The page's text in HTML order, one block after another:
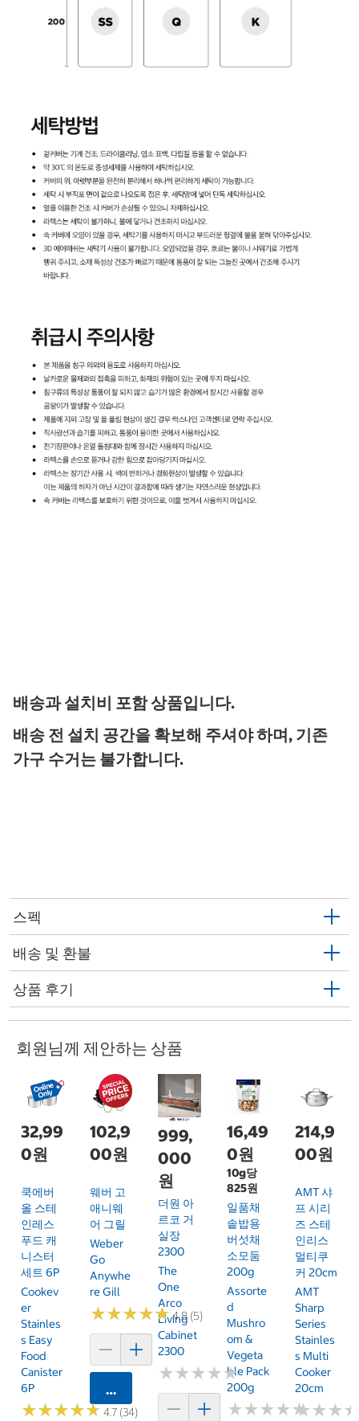
배송과 설치비 포함 상품입니다.
배송 전 설치 공간을 확보해 주셔야 하며, 기존
가구 수거는 불가합니다.
스펙
배송 및 환불
상품 후기
회원님께 제안하는 상품
32,99
0원
쿡에버
올 스테
인레스
푸드 캐
니스터
세트 6P
Cookev
Er
Stainles
S Easy
Food
Canister
6P
★★★★★
★★★★★4.7 (34)
102,9
00원
웨버 고
애니웨
어 그릴
Weber
Go
Anywhe
Re Gill
★★★★★
★★★★★4.8 (5)
카트에 담기
999,
000
원
더원 아
르코 거
실장
2300
The
One
Arco
Living
Cabinet
2300
★★★★★
★★★★★
16,49
0원
10g당
825원
일품채
솥밥용
버섯채
소모둠
200g
Assorte
D
Mushro
Om &
Vegeta
Ble Pack
200g
★★★★★
★★★★★
214,9
00원
AMT 샤
프 시리
즈 스테
인리스
멀티쿠
커 20cm
AMT
Sharp
Series
Stainles
S Multi
Cooker
20cm
★★★
★★★